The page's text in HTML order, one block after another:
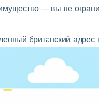
— вы не
британский
ее в системе и
дом или в указанную